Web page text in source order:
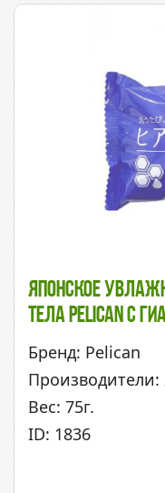
Японское
Тела Pelican С
Бренд: Pelican
Производители:
Вес: 75г.
ID: 1836